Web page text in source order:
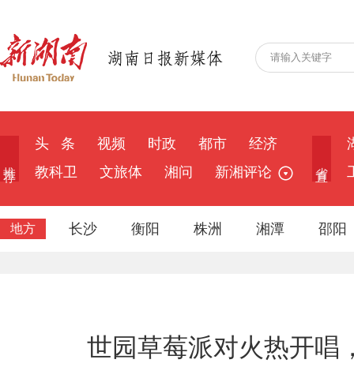
头 条 视频 时政 都市
经济
教科卫
文旅体 湘问 新湘评论
地方 长沙 衡阳 株洲 湘潭 邵阳
世园草莓派对火热开唱